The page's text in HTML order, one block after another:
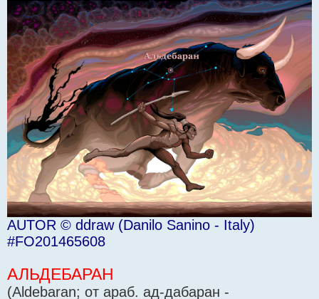
AUTOR © ddraw (Danilo Sanino - Italy)
#FO201465608
АЛЬДЕБАРАН
(Aldebaran; от араб. ад-дабаран -